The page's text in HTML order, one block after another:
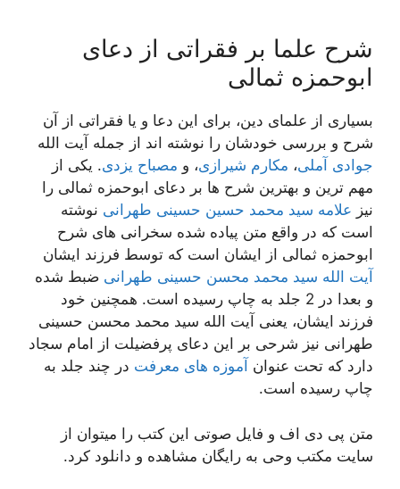
شرح علما بر فقراتی از دعای
ابوحمزه ثمالی
بسیاری از علمای دین، برای این دعا و یا فقراتی از آن
شرح و بررسی خودشان را نوشته اند از جمله آیت الله
جوادی آملی، مکارم شیرازی، و مصباح یزدی. یکی از
مهم ترین و بهترین شرح ها بر دعای ابوحمزه ثمالی را
نیز علامه سید محمد حسین حسینی طهرانی نوشته
است که در واقع متن پیاده شده سخرانی های شرح
ابوحمزه ثمالی از ایشان است که توسط فرزند ایشان
آیت الله سید محمد محسن حسینی طهرانی ضبط شده
و بعدا در 2 جلد به چاپ رسیده است. همچنین خود
فرزند ایشان، یعنی آیت الله سید محمد محسن حسینی
طهرانی نیز شرحی بر این دعای پرفضیلت از امام سجاد
دارد که تحت عنوان آموزه های معرفت در چند جلد به
چاپ رسیده است.
متن پی دی اف و فایل صوتی این کتب را میتوان از
سایت مکتب وحی به رایگان مشاهده و دانلود کرد.